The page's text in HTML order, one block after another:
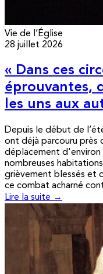
Vie de l’Église
28 juillet 2026
« Dans ces
éprouvantes,
les uns aux
Depuis le début de
ont déjà parcouru près
déplacement
nombreuses
grièvement blessés et
ce combat acharné
Lire la suite →